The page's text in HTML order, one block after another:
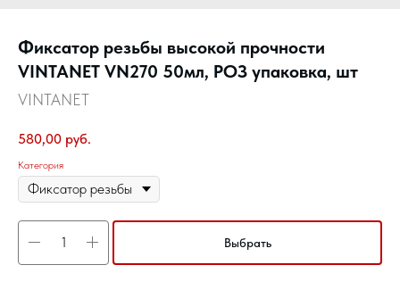
Фиксатор резьбы высокой прочности
VINTANET VN270 50мл, РОЗ упаковка, шт
VINTANET
580,00 руб.
Категория
Выбрать